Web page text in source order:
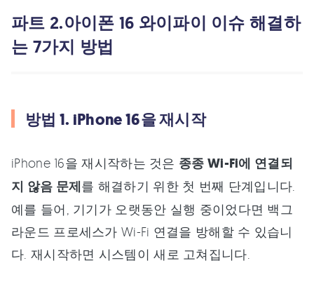
파트 2.아이폰 16 와이파이 이슈 해결하
는 7가지 방법
방법 1. iPhone 16을 재시작
iPhone 16을 재시작하는 것은 종종 Wi-Fi에 연결되
지 않음 문제를 해결하기 위한 첫 번째 단계입니다.
예를 들어, 기기가 오랫동안 실행 중이었다면 백그
라운드 프로세스가 Wi-Fi 연결을 방해할 수 있습니
다. 재시작하면 시스템이 새로 고쳐집니다.